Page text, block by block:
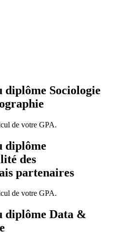
diplôme Sociologie
de votre GPA.
diplôme
des
partenaires
de votre GPA.
diplôme Data &